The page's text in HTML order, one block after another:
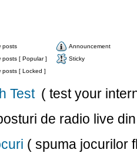
posts
Announcement
posts [ Popular ]
Sticky
posts [ Locked ]
Test ( test your
de radio live
( spuma jocurilor